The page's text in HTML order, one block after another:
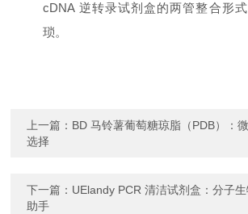
cDNA 逆转录试剂盒的两管整合形
琐。
上一篇： BD 马铃薯葡萄糖琼脂（PDB）：
选择
下一篇： UElandy PCR 清洁试剂盒：分子
助手